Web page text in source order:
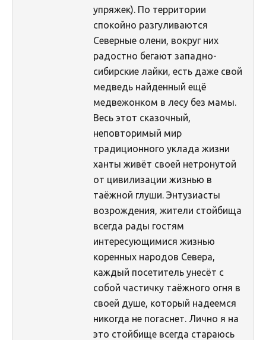
Фотоконкурс 2009
Фотоконкурс 2008
упряжек). По территории
спокойно разгуливаются
Северные олени, вокруг них
радостно бегают западно-
сибирские лайки, есть даже свой
медведь найденный ещё
медвежонком в лесу без мамы.
Весь этот сказочный,
неповторимый мир
традиционного уклада жизни
ханты живёт своей нетронутой
от цивилизации жизнью в
таёжной глуши. Энтузиасты
возрождения, жители стойбища
всегда рады гостям
интересующимися жизнью
коренных народов Севера,
каждый посетитель унесёт с
собой частичку таёжного огня в
своей душе, который надеемся
никогда не погаснет. Лично я на
это стойбище всегда стараюсь